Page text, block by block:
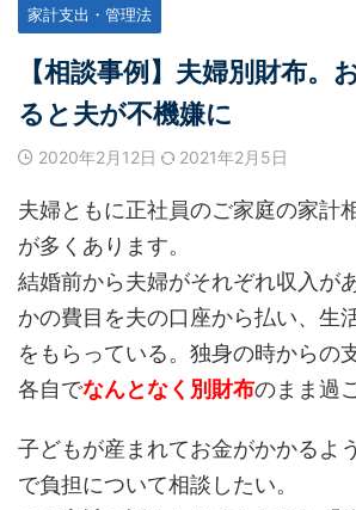
家計支出・管理法
【相談事例】夫婦別財布。
ると夫が不機嫌に
2020年2月12日 2021年2月5日
夫婦ともに正社員のご家庭の家計
が多くあります。
結婚前から夫婦がそれぞれ収入が
かの費目を夫の口座から払い、生
をもらっている。独身の時からの
各自でなんとなく別財布のまま過
子どもが産まれてお金がかかるよ
で負担について相談したい。